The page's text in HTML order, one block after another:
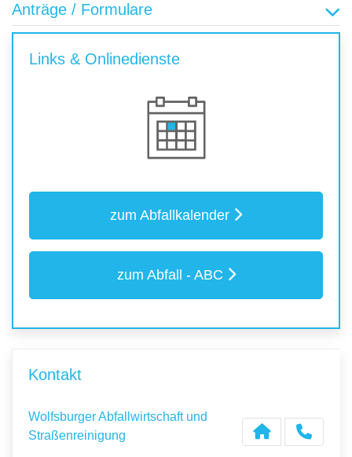
Anträge / Formulare
Links & Onlinedienste
zum Abfallkalender
zum Abfall - ABC
Kontakt
Wolfsburger Abfallwirtschaft und
Straßenreinigung